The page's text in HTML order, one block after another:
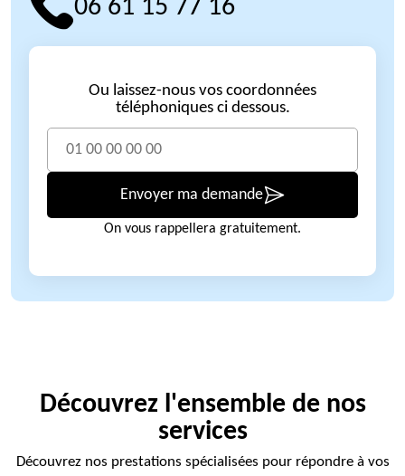
06 61 15 77 16
Ou laissez-nous vos coordonnées
téléphoniques ci dessous.
Envoyer ma demande
On vous rappellera gratuitement.
Découvrez l'ensemble de nos
services
Découvrez nos prestations spécialisées pour répondre à vos